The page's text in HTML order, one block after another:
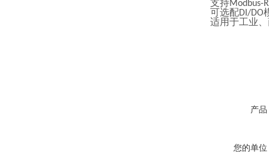
支持Modbus-
可选配DI/DO
适用于工业
产品
您的单位